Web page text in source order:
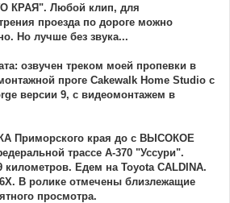
КРАЯ". Любой клип, для
проезда по дороге можно
Но лучше без звука...
озвучен треком моей пропевки в
проге Cakewalk Home Studio с
версии 9, с видеомонтажем в
Приморского края до с ВЫСОКОЕ
трассе А-370 "Уссури".
километров. Едем на Toyota CALDINA.
В ролике отмечены близлежащие
просмотра.